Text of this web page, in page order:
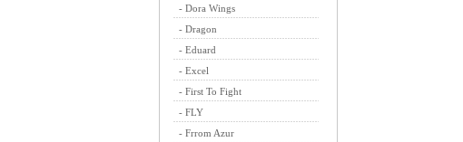
- Dora Wings
- Dragon
- Eduard
- Excel
- First To Fight
- FLY
- Frrom Azur